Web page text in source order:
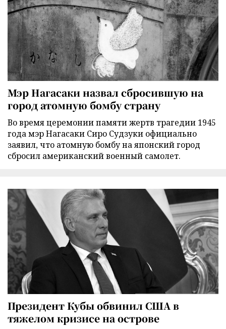
Мэр Нагасаки назвал сбросившую на
город атомную бомбу страну
Во время церемонии памяти жертв трагедии 1945
года мэр Нагасаки Сиро Судзуки официально
заявил, что атомную бомбу на японский город
сбросил американский военный самолет.
Президент Кубы обвинил США в
тяжелом кризисе на острове